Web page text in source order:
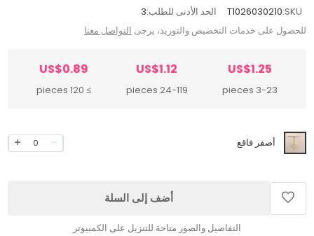
SKU:
T1026030210 الحد الأدنى للطلب:3
للحصول على خدمات التخصيص والتوريد، يرجى التواصل معنا
US$1.25
3-23 pieces
US$1.12
24-119 pieces
US$0.89
≥ 120 pieces
أصفر فاقع 0
أضف إلى السلة
التفاصيل والصور متاحة للتنزيل على الكمبيوتر